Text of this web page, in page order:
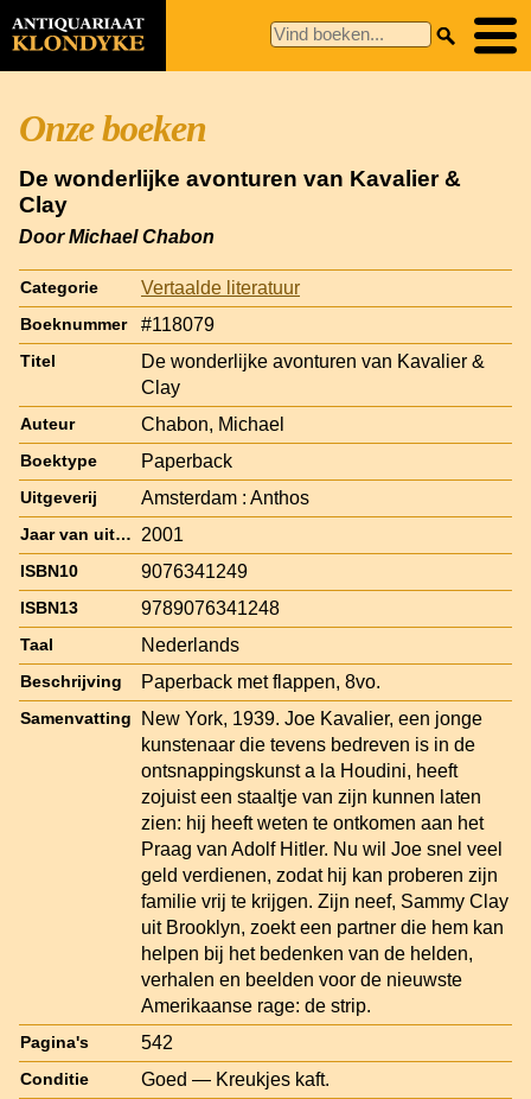
Onze boeken
De wonderlijke avonturen van Kavalier &
Clay
Door Michael Chabon
Categorie Vertaalde literatuur
Boeknummer #118079
Titel
De wonderlijke avonturen van Kavalier &
Clay
Auteur Chabon, Michael
Boektype Paperback
Uitgeverij Amsterdam : Anthos
Jaar van uitgave 2001
ISBN10 9076341249
ISBN13 9789076341248
Taal Nederlands
Beschrijving Paperback met flappen, 8vo.
Samenvatting
New York, 1939. Joe Kavalier, een jonge
kunstenaar die tevens bedreven is in de
ontsnappingskunst a la Houdini, heeft
zojuist een staaltje van zijn kunnen laten
zien: hij heeft weten te ontkomen aan het
Praag van Adolf Hitler. Nu wil Joe snel veel
geld verdienen, zodat hij kan proberen zijn
familie vrij te krijgen. Zijn neef, Sammy Clay
uit Brooklyn, zoekt een partner die hem kan
helpen bij het bedenken van de helden,
verhalen en beelden voor de nieuwste
Amerikaanse rage: de strip.
Pagina's 542
Conditie Goed — Kreukjes kaft.